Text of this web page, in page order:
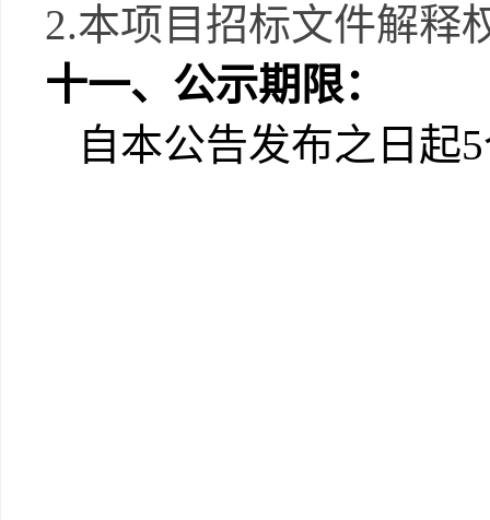
2.本项目招标文件解释
十一、公示期限：
自本公告发布之日起5